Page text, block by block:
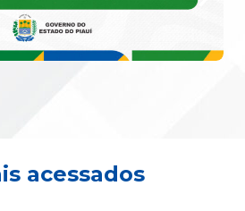
acessados